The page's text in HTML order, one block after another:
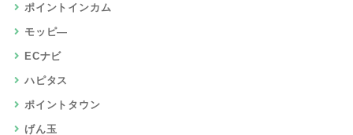
ポイントインカム
モッピ―
ECナビ
ハピタス
ポイントタウン
げん玉